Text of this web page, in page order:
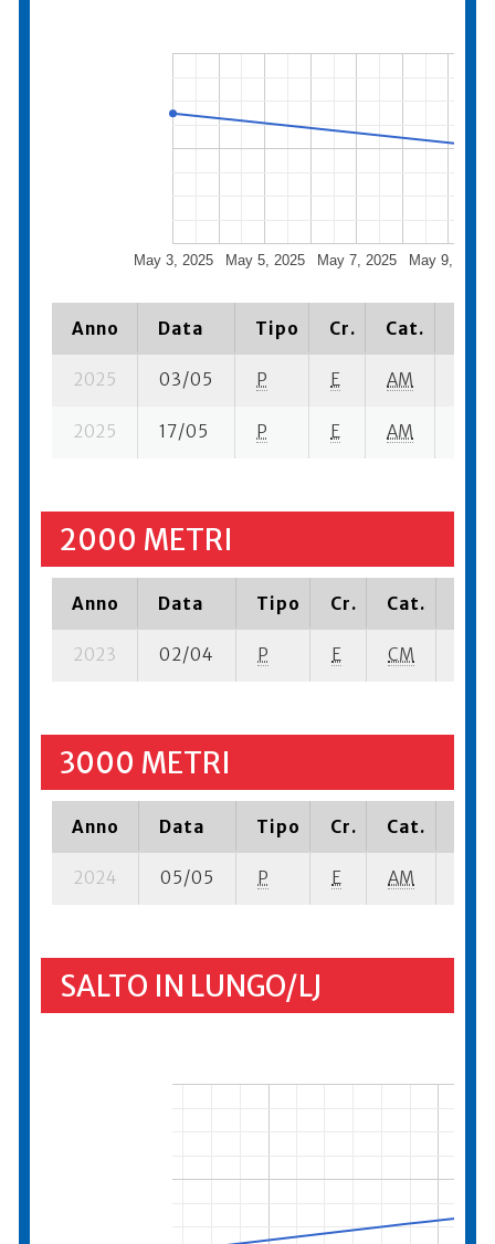
May 3, 2025 May 5, 2025 May 7, 2025 May 9, 2025
Anno Data Tipo Cr. Cat.
2025 03/05 P E AM
2025 17/05 P E AM
2000 METRI
Anno Data Tipo Cr. Cat.
2023 02/04 P E CM
3000 METRI
Anno Data Tipo Cr. Cat.
2024 05/05 P E AM
SALTO IN LUNGO/LJ